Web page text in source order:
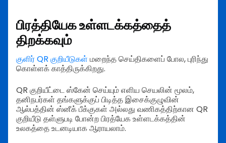
பிரத்தியேக உள்ளடக்கத்தைத்
திறக்கவும்
குளிர் QR குறியீடுகள் மறைந்த செய்திகளைப் போல, புரிந்து
கொள்ளக் காத்திருக்கிறது.
QR குறியீட்டை ஸ்கேன் செய்யும் எளிய செயலின் மூலம்,
தனிநபர்கள் தங்களுக்குப் பிடித்த இசைக்குழுவின்
ஆல்பத்தின் ஸ்னீக் பீக்குகள் அல்லது வணிகத்திற்கான QR
குறியீடு தள்ளுபடி போன்ற பிரத்யேக உள்ளடக்கத்தின்
உலகத்தை உடனடியாக ஆராயலாம்.